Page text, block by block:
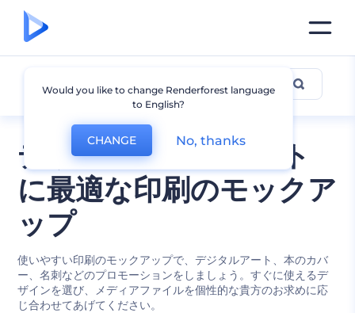
デザインプロジェクト
に最適な印刷のモックア
ップ
使いやすい印刷のモックアップで、デジタルアート、本のカバ
ー、名刺などのプロモーションをしましょう。すぐに使えるデ
ザインを選び、メディアファイルを個性的な貴方のお求めに応
じ合わせてあげてください。
印刷物
Would you like to change Renderforest language
to English?
CHANGE No, thanks